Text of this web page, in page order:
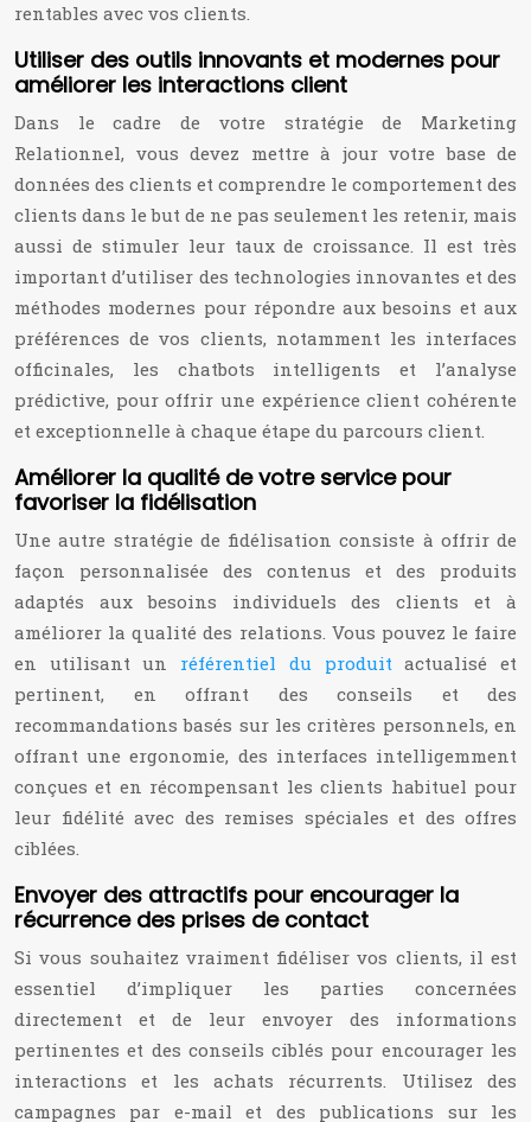
rentables avec vos clients.
Utiliser des outils innovants et modernes pour
améliorer les interactions client
Dans le cadre de votre stratégie de Marketing
Relationnel, vous devez mettre à jour votre base de
données des clients et comprendre le comportement des
clients dans le but de ne pas seulement les retenir, mais
aussi de stimuler leur taux de croissance. Il est très
important d’utiliser des technologies innovantes et des
méthodes modernes pour répondre aux besoins et aux
préférences de vos clients, notamment les interfaces
officinales, les chatbots intelligents et l’analyse
prédictive, pour offrir une expérience client cohérente
et exceptionnelle à chaque étape du parcours client.
Améliorer la qualité de votre service pour
favoriser la fidélisation
Une autre stratégie de fidélisation consiste à offrir de
façon personnalisée des contenus et des produits
adaptés aux besoins individuels des clients et à
améliorer la qualité des relations. Vous pouvez le faire
en utilisant un référentiel du produitactualisé et
pertinent, en offrant des conseils et des
recommandations basés sur les critères personnels, en
offrant une ergonomie, des interfaces intelligemment
conçues et en récompensant les clients habituel pour
leur fidélité avec des remises spéciales et des offres
ciblées.
Envoyer des attractifs pour encourager la
récurrence des prises de contact
Si vous souhaitez vraiment fidéliser vos clients, il est
essentiel d’impliquer les parties concernées
directement et de leur envoyer des informations
pertinentes et des conseils ciblés pour encourager les
interactions et les achats récurrents. Utilisez des
campagnes par e-mail et des publications sur les